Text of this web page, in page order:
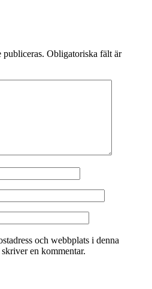
publiceras. Obligatoriska fält är
och webbplats i denna
en kommentar.